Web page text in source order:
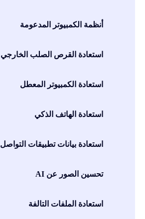
أنظمة الكمبيوتر المدعومة
استعادة القرص الصلب الخارجي
استعادة الكمبيوتر المعطل
استعادة الهاتف الذكي
استعادة بيانات تطبيقات
تحسين الصور عن AI
استعادة الملفات التالفة